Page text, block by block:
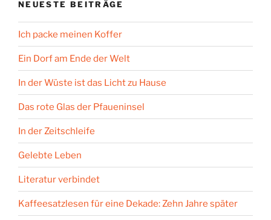
NEUESTE BEITRÄGE
Ich packe meinen Koffer
Ein Dorf am Ende der Welt
In der Wüste ist das Licht zu Hause
Das rote Glas der Pfaueninsel
In der Zeitschleife
Gelebte Leben
Literatur verbindet
Kaffeesatzlesen für eine Dekade: Zehn Jahre später